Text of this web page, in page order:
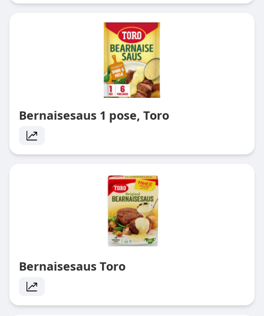
Bernaisesaus 1 pose, Toro
Bernaisesaus Toro